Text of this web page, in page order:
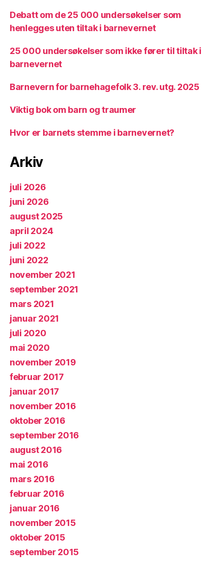
Debatt om de 25 000 undersøkelser som
henlegges uten tiltak i barnevernet
25 000 undersøkelser som ikke fører til tiltak i
barnevernet
Barnevern for barnehagefolk 3. rev. utg. 2025
Viktig bok om barn og traumer
Hvor er barnets stemme i barnevernet?
Arkiv
juli 2026
juni 2026
august 2025
april 2024
juli 2022
juni 2022
november 2021
september 2021
mars 2021
januar 2021
juli 2020
mai 2020
november 2019
februar 2017
januar 2017
november 2016
oktober 2016
september 2016
august 2016
mai 2016
mars 2016
februar 2016
januar 2016
november 2015
oktober 2015
september 2015